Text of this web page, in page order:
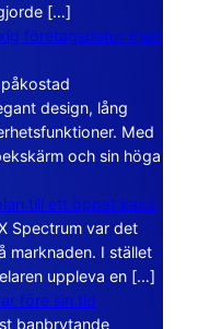
[…]
företagsdator med
design, lång
Med
och sin höga
till ett öppet kaos
Spectrum var det
marknaden. I stället
uppleva en […]
före sin tid
banbrytande